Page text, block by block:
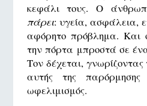
κεφάλι τους. Ο
πάρει: υγεία, ασφάλεια,
αφόρητο πρόβλημα. Και
την πόρτα μπροστά σε
Τον δέχεται,
αυτής της
ωφελιμισμός.